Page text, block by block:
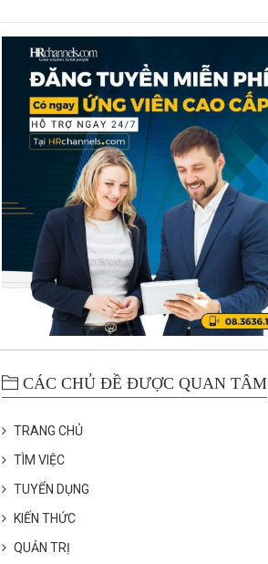
CÁC CHỦ ĐỀ ĐƯỢC QUAN TÂM
TRANG CHỦ
TÌM VIỆC
TUYỂN DỤNG
KIẾN THỨC
QUẢN TRỊ